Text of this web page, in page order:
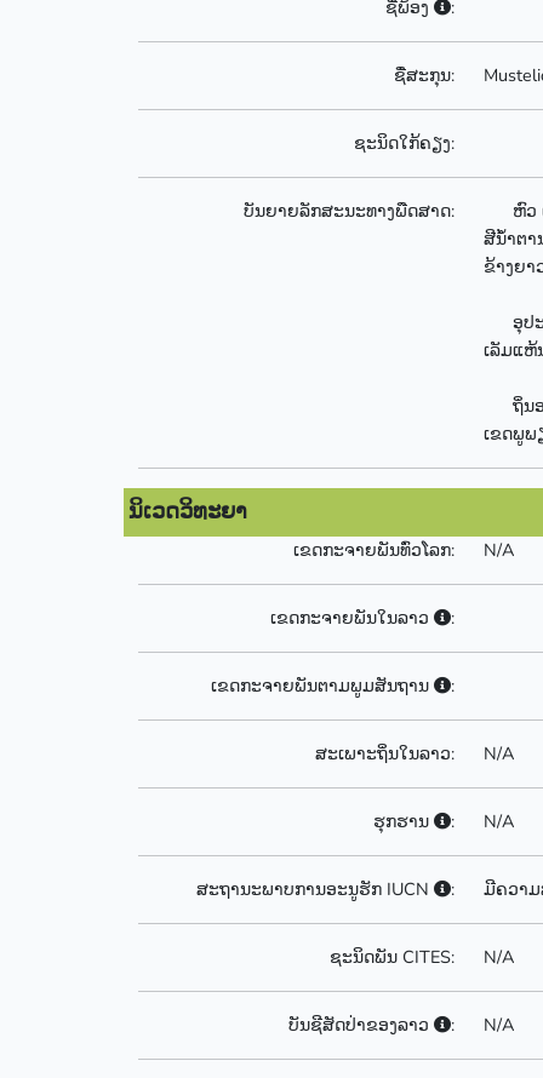
ຊື່ພ້ອງ :
ຊື່ສະກຸນ:
ຊະນິດໃກ້ຄຽງ:
ບັນຍາຍລັກສະນະທາງພືດສາດ:
ຫົວ ແ
ສີນ້ຳຕາ
ຂ້າງຍ
ອຸປະ
ເລັມແຫ້
ຖິ່ນອາ
ເຂດພູພ
ນິເວດວິທະຍາ
ເຂດກະຈາຍພັນທົ່ວໂລກ: N/A
ເຂດກະຈາຍພັນໃນລາວ :
ເຂດກະຈາຍພັນຕາມພູມສັນຖານ :
ສະເພາະຖິ່ນໃນລາວ: N/A
ຮຸກຮານ : N/A
ສະຖານະພາບການອະນູຮັກ IUCN : ມີຄວາ
ຊະນິດພັນ CITES: N/A
ບັນຊີສັດປ່າຂອງລາວ : N/A